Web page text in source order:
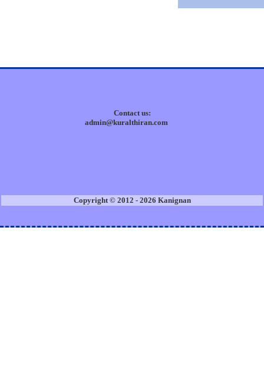
Contact us:
admin@kuralthiran.com
Copyright © 2012 - 2026 Kanignan